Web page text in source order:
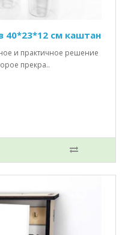
40*23*12 см каштан
и практичное решение
прекра..